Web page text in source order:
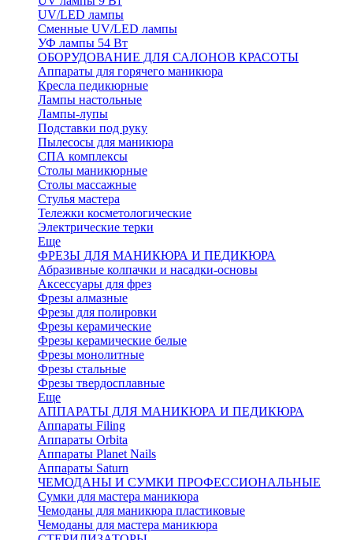
UV/LED лампы
Сменные UV/LED лампы
УФ лампы 54 Вт
ОБОРУДОВАНИЕ ДЛЯ САЛОНОВ КРАСОТЫ
Аппараты для горячего маникюра
Кресла педикюрные
Лампы настольные
Лампы-лупы
Подставки под руку
Пылесосы для маникюра
СПА комплексы
Столы маникюрные
Столы массажные
Стулья мастера
Тележки косметологические
Электрические терки
Еще
ФРЕЗЫ ДЛЯ МАНИКЮРА И ПЕДИКЮРА
Абразивные колпачки и насадки-основы
Аксессуары для фрез
Фрезы алмазные
Фрезы для полировки
Фрезы керамические
Фрезы керамические белые
Фрезы монолитные
Фрезы стальные
Фрезы твердосплавные
Еще
АППАРАТЫ ДЛЯ МАНИКЮРА И ПЕДИКЮРА
Аппараты Filing
Аппараты Orbita
Аппараты Planet Nails
Аппараты Saturn
ЧЕМОДАНЫ И СУМКИ ПРОФЕССИОНАЛЬНЫЕ
Сумки для мастера маникюра
Чемоданы для маникюра пластиковые
Чемоданы для мастера маникюра